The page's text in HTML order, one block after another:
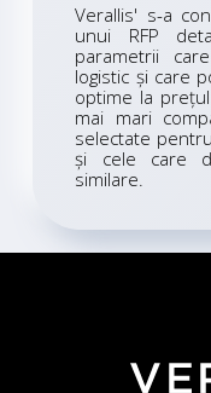
Verallis' s-a
unui RFP
parametrii
logistic și care
optime la
mai mari
selectate
și cele care
similare.